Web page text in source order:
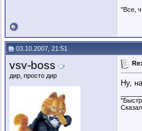
"Все,
03.10.2007, 21:51
vsv-boss
дир, просто дир
Ну,